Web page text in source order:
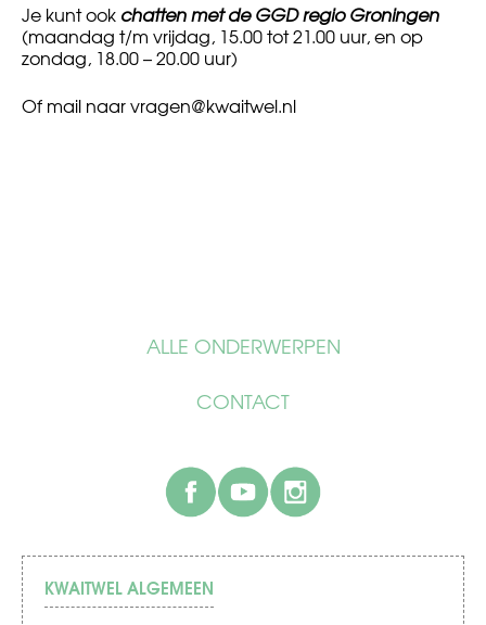
ALLE ONDERWERPEN
CONTACT
facebook
Je kunt ook chatten met de GGD regio Groningen
(maandag t/m vrijdag, 15.00 tot 21.00 uur, en op
zondag, 18.00 – 20.00 uur)
Of mail naarvragen@kwaitwel.nl
KWAITWEL ALGEMEEN